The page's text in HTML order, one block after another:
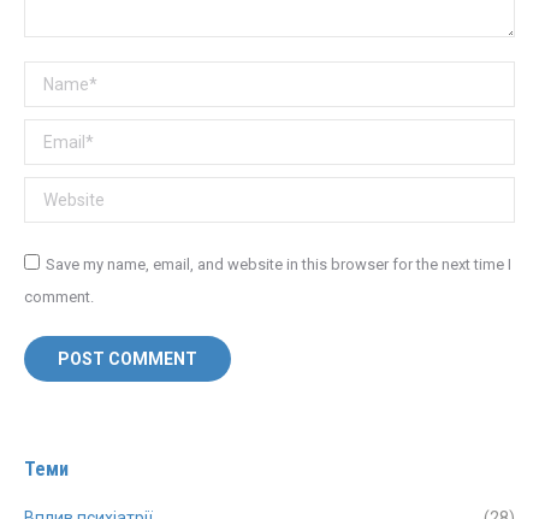
Name *
Email *
Website
Save my name, email, and website in this browser for the next time I
comment.
POST COMMENT
Теми